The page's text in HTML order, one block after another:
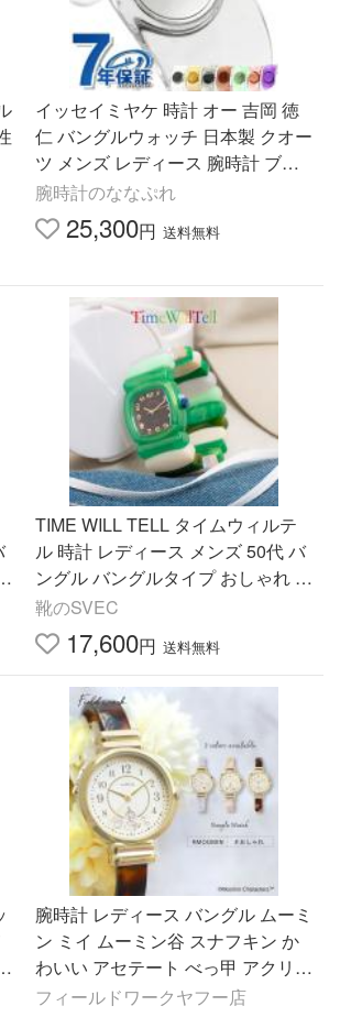
イッセイミヤケ 時計 オー 吉岡 徳
仁 バングルウォッチ 日本製 クオー
ツ メンズ レディース 腕時計 ブラ
ンド SILAW001 選べるモデル プレ
ゼント 実用的
腕時計のななぷれ
25,300円 送料無料
TIME WILL TELL タイムウィルテ
ル 時計 レディース メンズ 50代 バ
ングル バングルタイプ おしゃれ か
わいい 可愛い 見やすい 電池式 ア
ナログ 男女兼用
靴のSVEC
17,600円 送料無料
腕時計 レディース バングル ムーミ
ン ミイ ムーミン谷 スナフキン か
わいい アセテート べっ甲 アクリル
トレンド プチプラ プレゼント お手
フィールドワークヤフー店